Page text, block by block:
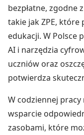
bezpłatne, zgodne
takie jak ZPE, które
edukacji. W Polsce
AI i narzędzia
uczniów oraz
potwierdza
W codziennej
wsparcie
zasobami, które